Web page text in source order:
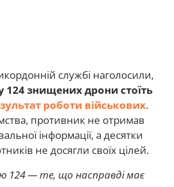
службі наголосили,
знищених дрони стоїть
роботи військових.
противник не отримав
інформації, а десятки
не досягли своїх цілей.
124 — те, що насправді має